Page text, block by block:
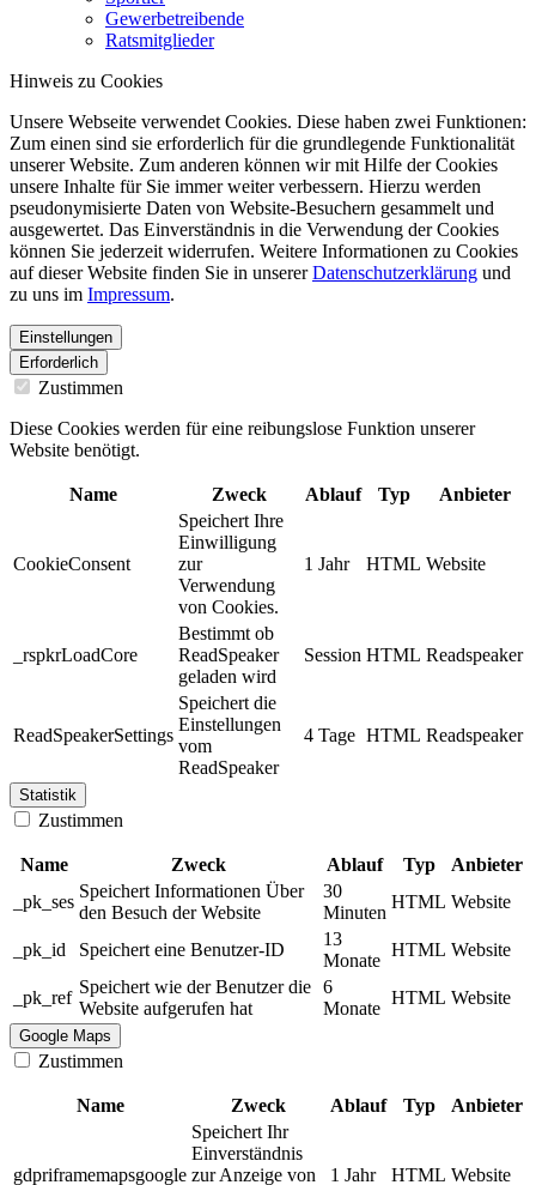
Gewerbetreibende
Ratsmitglieder
Hinweis zu Cookies
Unsere Webseite verwendet Cookies. Diese haben zwei Funktionen:
Zum einen sind sie erforderlich für die grundlegende Funktionalität
unserer Website. Zum anderen können wir mit Hilfe der Cookies
unsere Inhalte für Sie immer weiter verbessern. Hierzu werden
pseudonymisierte Daten von Website-Besuchern gesammelt und
ausgewertet. Das Einverständnis in die Verwendung der Cookies
können Sie jederzeit widerrufen. Weitere Informationen zu Cookies
auf dieser Website finden Sie in unsererDatenschutzerklärung und
zu uns im Impressum.
Einstellungen
Erforderlich
Zustimmen
Diese Cookies werden für eine reibungslose Funktion unserer
Website benötigt.
Name Zweck Ablauf Typ Anbieter
CookieConsent
Speichert Ihre
Einwilligung
zur
Verwendung
von Cookies.
1 Jahr HTML Website
_rspkrLoadCore
Bestimmt ob
ReadSpeaker
geladen wird
Session HTML Readspeaker
ReadSpeakerSettings
Speichert die
Einstellungen
vom
ReadSpeaker
4 Tage HTML Readspeaker
Statistik
Zustimmen
Name Zweck Ablauf Typ
Anbieter
_pk_ses
Speichert Informationen Über
den Besuch der Website
30
Minuten
HTML Website
_pk_id Speichert eine Benutzer-ID
13
Monate
HTML Website
_pk_ref
Speichert wie der Benutzer die
Website aufgerufen hat
6
Monate
HTML Website
Google Maps
Zustimmen
Name Zweck Ablauf Typ Anbieter
gdpriframemapsgoogle
Speichert Ihr
Einverständnis
zur Anzeige von
1 Jahr HTML Website